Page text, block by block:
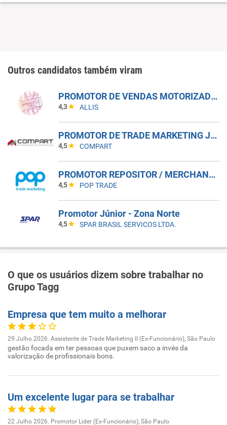
Outros candidatos também viram
PROMOTOR DE VENDAS MOTORIZADO - SUMARÉ E HORTOLANDIA
4,3 ALLIS
PROMOTOR DE TRADE MARKETING JR - SÃO JOSE DO RIO PRETO
4,5 COMPART
PROMOTOR REPOSITOR / MERCHANDISING ZONA LESTE_SP
4,5 POP TRADE
Promotor Júnior - Zona Norte
4,5 SPAR BRASIL SERVICOS LTDA.
O que os usuários dizem sobre trabalhar no
Grupo Tagg
Empresa que tem muito a melhorar
29 Julho 2026. Assistente de Trade Marketing II (Ex-Funcionário), São Paulo
gestão focada em ter pessoas que puxem saco a invés da
valorização de profissionais bons.
Um excelente lugar para se trabalhar
22 Julho 2026. Promotor Lider (Ex-Funcionário), São Paulo